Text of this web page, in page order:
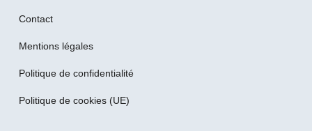
Contact
Mentions légales
Politique de confidentialité
Politique de cookies (UE)